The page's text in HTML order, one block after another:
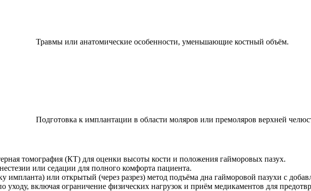
Травмы или анатомические особенности, уменьшающие костный объём.
Подготовка к имплантации в области моляров или премоляров верхней
томография (КТ) для оценки высоты кости и положения гайморовых пазух.
или седации для полного комфорта пациента.
импланта) или открытый (через разрез) метод подъёма дна гайморовой пазухи с
уходу, включая ограничение физических нагрузок и приём медикаментов для